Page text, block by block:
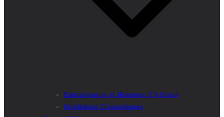
Entrepreneurs et Hommes d’Affaires
Institutions Economiques